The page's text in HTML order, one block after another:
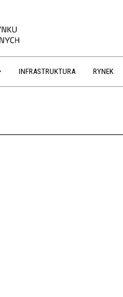
INFRASTRUKTURA RYNEK